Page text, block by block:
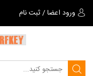
ورود اعضا/ثبت نام